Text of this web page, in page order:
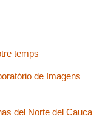
temps
de Imagens
del Norte del Cauca